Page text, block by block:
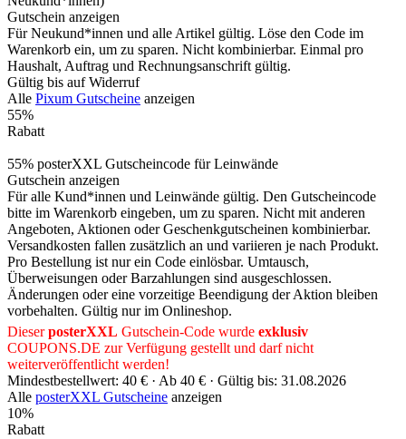
Gutschein anzeigen
Für Neukund*innen und alle Artikel gültig. Löse den Code im
Warenkorb ein, um zu sparen. Nicht kombinierbar. Einmal pro
Haushalt, Auftrag und Rechnungsanschrift gültig.
Gültig bis auf Widerruf
Alle Pixum Gutscheine anzeigen
55%
Rabatt
55% posterXXL Gutscheincode für Leinwände
Gutschein anzeigen
Für alle Kund*innen und Leinwände gültig. Den Gutscheincode
bitte im Warenkorb eingeben, um zu sparen. Nicht mit anderen
Angeboten, Aktionen oder Geschenkgutscheinen kombinierbar.
Versandkosten fallen zusätzlich an und variieren je nach Produkt.
Pro Bestellung ist nur ein Code einlösbar. Umtausch,
Überweisungen oder Barzahlungen sind ausgeschlossen.
Änderungen oder eine vorzeitige Beendigung der Aktion bleiben
vorbehalten. Gültig nur im Onlineshop.
DieserposterXXL Gutschein-Code wurde exklusiv
COUPONS.DE zur Verfügung gestellt und darf nicht
weiterveröffentlicht werden!
Mindestbestellwert: 40 € · Ab 40 € · Gültig bis: 31.08.2026
Alle posterXXL Gutscheine anzeigen
10%
Rabatt